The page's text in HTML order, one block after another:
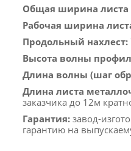
Общая ширина
Рабочая ширина
Продольный нахлест:
Высота волны
Длина волны (шаг
Длина листа
заказчика до 12м
Гарантия: завод-
гарантию на